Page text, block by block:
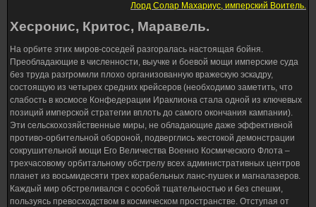
Лорд Солар Махариус, имперский Воитель.
Хесронис, Критос, Маравель.
На орбите этих миров-соседей разгоралась настоящая бойня.
Преобладающие в численности, выучке и боевой мощи имперские суда
без труда разгромили плохо организованную вражескую эскадру,
состоящую из четырех средних крейсеров (необходимо заметить, что
слабость в космосе Конфедерации Ираклиона стала одной из ключевых
позиций имперской стратегии вплоть до самого окончания кампании).
Эти сельскохозяйственные миры, не обладающие даже эффективной
противо-орбительной обороной, подверглись жестокой демонстрации
сокрушительной мощи Его Величества Военно Космического Флота –
трехчасовому орбитальному обстрелу всех административных центров
планет из восьмидесяти трех корабельных ланс-пушек и магналазеров.
Каждый мир обстреливался с особой тщательностью и без спешки,
пользуясь превосходством в космическом пространстве. Отступая от